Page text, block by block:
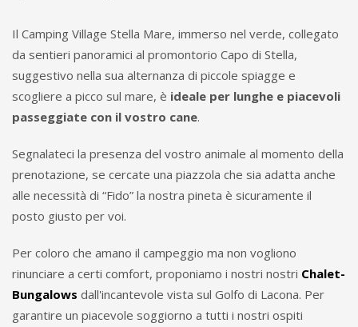
Il Camping Village Stella Mare, immerso nel verde, collegato
da sentieri panoramici al promontorio Capo di Stella,
suggestivo nella sua alternanza di piccole spiagge e
scogliere a picco sul mare, è ideale per lunghe e piacevoli
passeggiate con il vostro cane.
Segnalateci la presenza del vostro animale al momento della
prenotazione, se cercate una piazzola che sia adatta anche
alle necessità di “Fido” la nostra pineta è sicuramente il
posto giusto per voi.
Per coloro che amano il campeggio ma non vogliono
rinunciare a certi comfort, proponiamo i nostri nostri Chalet-
Bungalows dall'incantevole vista sul Golfo di Lacona. Per
garantire un piacevole soggiorno a tutti i nostri ospiti